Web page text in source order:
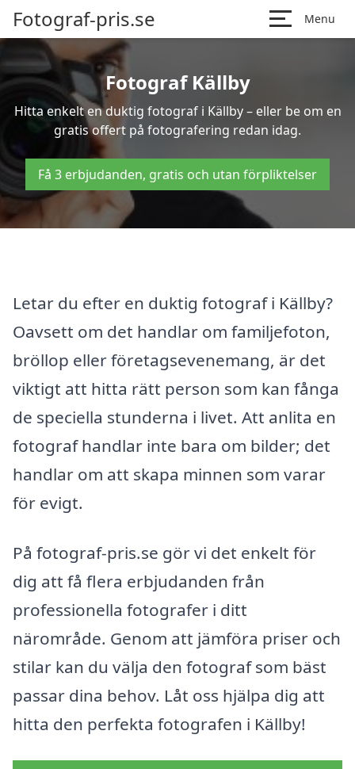
Fotograf-pris.se Menu
Fotograf Källby
Hitta enkelt en duktig fotograf i Källby – eller be om en
gratis offert på fotografering redan idag.
Få 3 erbjudanden, gratis och utan förpliktelser
Letar du efter en duktig fotograf i Källby?
Oavsett om det handlar om familjefoton,
bröllop eller företagsevenemang, är det
viktigt att hitta rätt person som kan fånga
de speciella stunderna i livet. Att anlita en
fotograf handlar inte bara om bilder; det
handlar om att skapa minnen som varar
för evigt.
På fotograf-pris.se gör vi det enkelt för
dig att få flera erbjudanden från
professionella fotografer i ditt
närområde. Genom att jämföra priser och
stilar kan du välja den fotograf som bäst
passar dina behov. Låt oss hjälpa dig att
hitta den perfekta fotografen i Källby!